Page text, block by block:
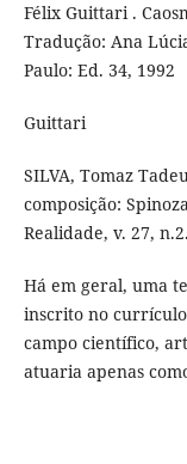
Félix Guittari .
Tradução: Ana
Paulo: Ed. 34, 1992
Guittari
SILVA, Tomaz
composição:
Realidade, v. 27,
Há em geral, uma
inscrito no
campo científico,
atuaria apenas